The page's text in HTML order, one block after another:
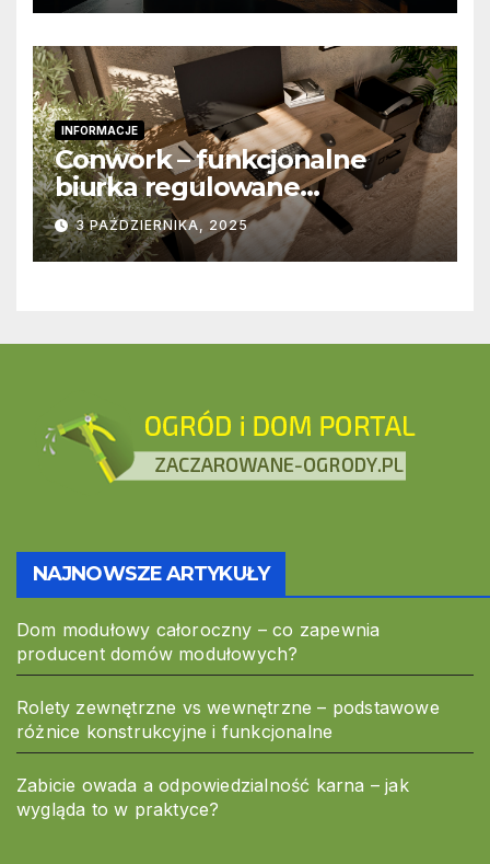
INFORMACJE
Conwork – funkcjonalne
biurka regulowane
stworzone z myślą o
nowoczesnych
przestrzeniach pracy
3 PAŹDZIERNIKA, 2025
NAJNOWSZE ARTYKUŁY
Dom modułowy całoroczny – co zapewnia
producent domów modułowych?
Rolety zewnętrzne vs wewnętrzne – podstawowe
różnice konstrukcyjne i funkcjonalne
Zabicie owada a odpowiedzialność karna – jak
wygląda to w praktyce?